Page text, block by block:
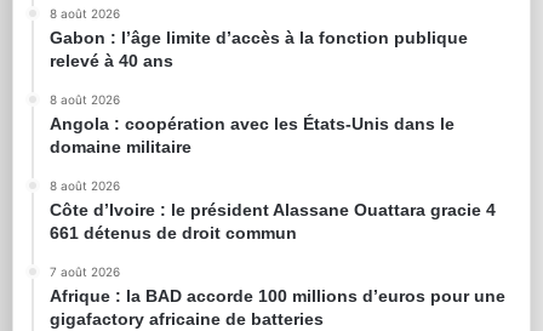
8 août 2026
Gabon : l’âge limite d’accès à la fonction publique
relevé à 40 ans
8 août 2026
Angola : coopération avec les États-Unis dans le
domaine militaire
8 août 2026
Côte d’Ivoire : le président Alassane Ouattara gracie 4
661 détenus de droit commun
7 août 2026
Afrique : la BAD accorde 100 millions d’euros pour une
gigafactory africaine de batteries